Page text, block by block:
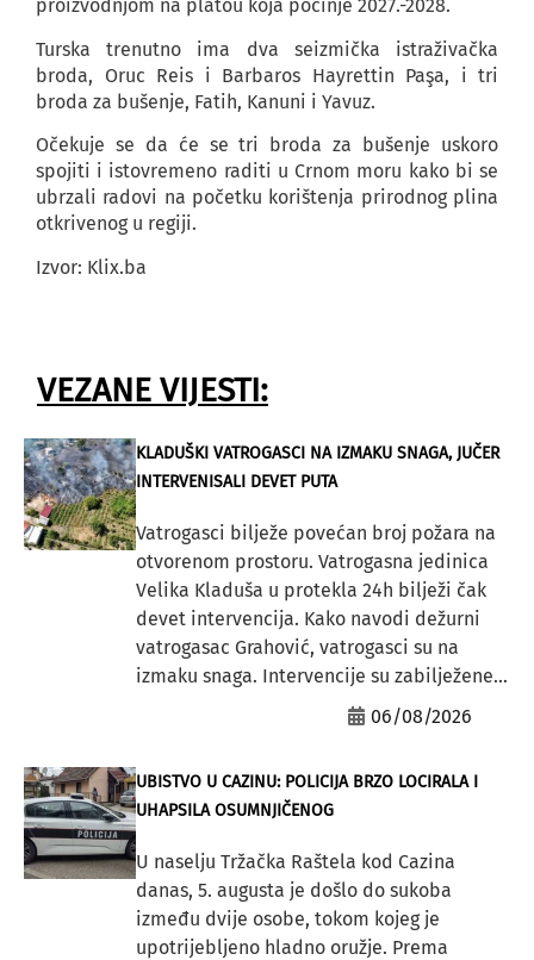
proizvodnjom na platou koja počinje 2027.-2028.
Turska trenutno ima dva seizmička istraživačka
broda, Oruc Reis i Barbaros Hayrettin Paşa, i tri
broda za bušenje, Fatih, Kanuni i Yavuz.
Očekuje se da će se tri broda za bušenje uskoro
spojiti i istovremeno raditi u Crnom moru kako bi se
ubrzali radovi na početku korištenja prirodnog plina
otkrivenog u regiji.
Izvor: Klix.ba
VEZANE VIJESTI:
KLADUŠKI VATROGASCI NA IZMAKU SNAGA, JUČER
INTERVENISALI DEVET PUTA
Vatrogasci bilježe povećan broj požara na
otvorenom prostoru. Vatrogasna jedinica
Velika Kladuša u protekla 24h bilježi čak
devet intervencija. Kako navodi dežurni
vatrogasac Grahović, vatrogasci su na
izmaku snaga. Intervencije su zabilježene...
06/08/2026
UBISTVO U CAZINU: POLICIJA BRZO LOCIRALA I
UHAPSILA OSUMNJIČENOG
U naselju Tržačka Raštela kod Cazina
danas, 5. augusta je došlo do sukoba
između dvije osobe, tokom kojeg je
upotrijebljeno hladno oružje. Prema